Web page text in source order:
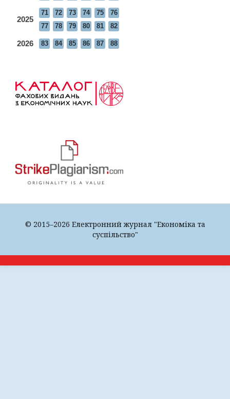
2025
71 72 73 74 75
76
77
78 79 80 81 82
2026 83 84 85 86 87 88
© 2015–2026 Електронний журнал "Економіка та
суспільство"